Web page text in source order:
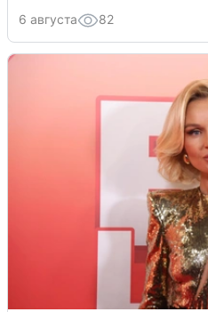
6 августа 82